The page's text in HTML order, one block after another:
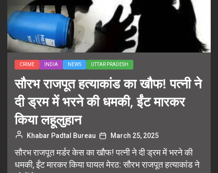
CRIME INDIA NEWS UTTAR PRADESH
सौरभ राजपूत हत्याकांड का खौफ! पत्नी ने
दी ड्रम में भरने की धमकी, ईंट मारकर
किया लहूलुहान
Khabar Padtal Bureau March 25, 2025
सौरभ राजपूत मर्डर केस का खौफ! पत्नी ने दी ड्रम में भरने की
धमकी, ईंट मारकर किया घायल मेरठ: सौरभ राजपूत हत्याकांड ने